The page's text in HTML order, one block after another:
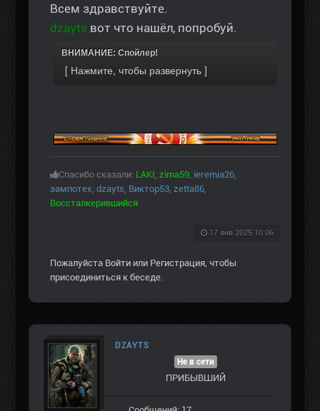
Всем здравствуйте.
dzayts вот что нашёл, попробуй.
ВНИМАНИЕ: Спойлер!
Спасибо сказали: LAKI zima59 ieremia26
зампотех dzayts Виктор53 zetta86
Воссталкерившийся
17 янв 2025 10:06
Пожалуйста Войти или Регистрация , чтобы
присоединиться к беседе.
DZAYTS
Не в сети
ПРИБЫВШИЙ